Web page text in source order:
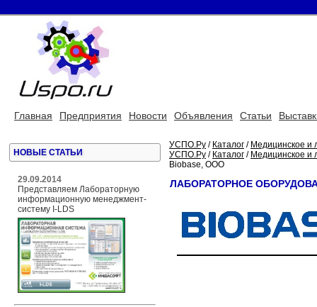
Главная Предприятия Новости Объявления Статьи
НОВЫЕ СТАТЬИ
29.09.2014
Представляем Лабораторную
информационную менеджмент-
систему I-LDS
УСПО.Ру / Каталог / Медицинское и
УСПО.Ру / Каталог / Медицинское и
Biobase, ООО
ЛАБОРАТОРНОЕ